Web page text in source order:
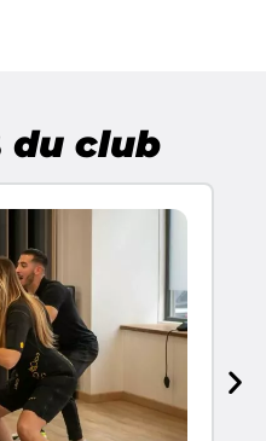
du club